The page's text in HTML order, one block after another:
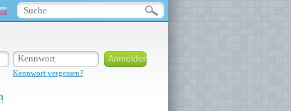
Kennwort vergessen?